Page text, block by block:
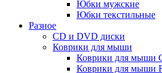
Юбки мужские
Юбки текстильные
Разное
CD и DVD диски
Коврики для мыши
Коврики для мыши
Коврики для мыши